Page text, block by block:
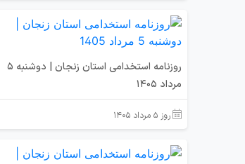
روزنامه استخدامی استان زنجان | دوشنبه 5
مرداد 1405
روز ۵ مرداد ۱۴۰۵